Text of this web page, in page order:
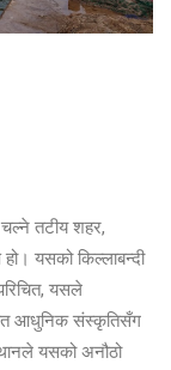
चल्ने तटीय शहर,
यसको किल्लाबन्दी
यसले
आधुनिक संस्कृतिसँग
यसको अनौठो